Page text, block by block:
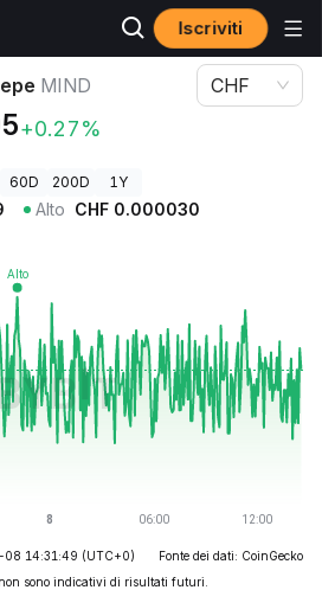
Iscriviti
MIND
+0.27%
CHF
60D 200D 1Y
Alto CHF 0.000030
08 14:31:49 (UTC+0)
Fonte dei dati: CoinGecko
sono indicativi di risultati futuri.